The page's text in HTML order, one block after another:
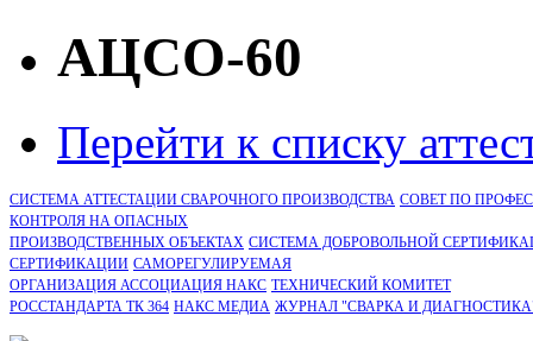
АЦСО-60
Перейти к списку
СИСТЕМА АТТЕСТАЦИИ СВАРОЧНОГО ПРОИЗВОДСТВА СОВЕТ ПО
КОНТРОЛЯ НА ОПАСНЫХ
ПРОИЗВОДСТВЕННЫХ ОБЪЕКТАХ СИСТЕМА ДОБРОВОЛЬНОЙ
CЕРТИФИКАЦИИ САМОРЕГУЛИРУЕМАЯ
ОРГАНИЗАЦИЯ АССОЦИАЦИЯ НАКС ТЕХНИЧЕСКИЙ КОМИТЕТ
РОССТАНДАРТА ТК 364 НАКС МЕДИА ЖУРНАЛ "СВАРКА И